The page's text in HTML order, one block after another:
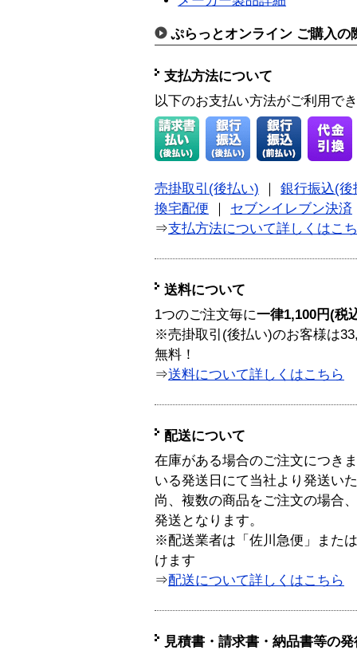
ぷらっとオンライン ご購入の
支払方法について
以下のお支払い方法がご利用で
売掛取引(後払い) ｜ 銀行振込(後
換宅配便 ｜ セブンイレブン決済
⇒支払方法について詳しくはこ
送料について
1つのご注文毎に一律1,100円(税
※売掛取引(後払い)のお客様は
無料！
⇒送料について詳しくはこちら
配送について
在庫がある場合のご注文につき
いる発送日にて当社より発送い
尚、複数の商品をご注文の場合
発送となります。
※配送業者は「佐川急便」また
けます
⇒配送について詳しくはこちら
見積書・請求書・納品書等の